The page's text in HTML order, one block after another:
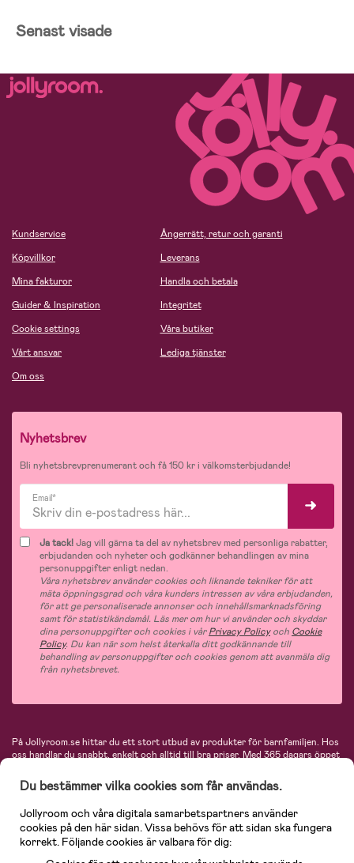
Senast visade
Kundservice
Köpvillkor
Mina fakturor
Guider & Inspiration
Cookie settings
Vårt ansvar
Om oss
Ångerrätt, retur och garanti
Leverans
Handla och betala
Integritet
Våra butiker
Lediga tjänster
Nyhetsbrev
Bli nyhetsbrevprenumerant och få 150 kr i välkomsterbjudande!
Email*
Ja tack!Jag vill gärna ta del av nyhetsbrev med personliga rabatter,
erbjudanden och nyheter och godkänner behandlingen av mina
personuppgifter enligt nedan.
Våra nyhetsbrev använder cookies och liknande tekniker för att
mäta öppningsgrad och våra kunders intressen av våra erbjudanden,
för att ge personaliserade annonser och innehållsmarknadsföring
samt för statistikändamål. Läs mer om hur vi använder och skyddar
dina personuppgifter och cookies i vårPrivacy Policyoch Cookie
Policy. Du kan när som helst återkalla ditt godkännande till
behandling av personuppgifter och cookies genom att avanmäla dig
från nyhetsbrevet.
På Jollyroom.se hittar du ett stort utbud av produkter för barnfamiljen. Hos
oss handlar du snabbt, enkelt och alltid till bra priser.Med 365 dagars öppet
hos oss. I vårt sortiment hittar du barnvagnar, bilstolar, kläder för barn och
baby, produkter för mamman, massor av inspirerande inredning, leksaker,
babyprodukter och mycket mer. Vi erbjuder produkter från välkända
varumärken så som Britax, Maxi-Cosi, Baby Jogger, BabyBjörn, Didriksons,
KidKraft, Ergobaby, Philips Avent, Neonate, Cybex, LEGO och många fler.
Välkommen in och kika runt i Nordens största barn- och babybutik på nätet!
Du bestämmer vilka cookies som får användas.
Jollyroom och våra digitala samarbetspartners använder
cookies på den här sidan. Vissa behövs för att sidan ska fungera
korrekt. Följande cookies är valbara för dig: